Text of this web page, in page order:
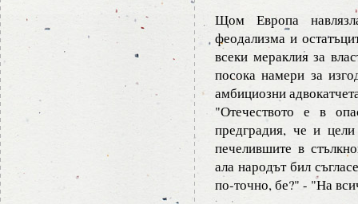
Щом Европа
феодализма и
всеки мераклия за
посока намери за
амбициозни
"Отечеството е в
предградия, че и
печелившите в
ала народът бил
по-точно, бе?" - "На